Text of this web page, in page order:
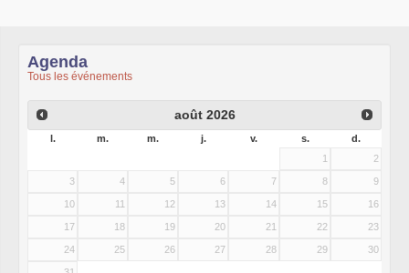
Agenda
Tous les événements
août 2026
l. m. m. j. v. s.
d.
1
2
3 4 5 6 7 8 9
10 11 12 13 14 15 16
17 18 19 20 21 22 23
24 25 26 27 28 29 30